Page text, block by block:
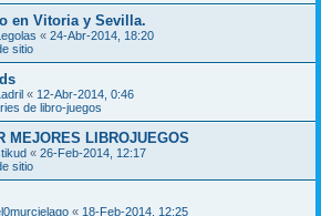
en Vitoria y Sevilla.
« 24-Abr-2014, 18:20
sitio
« 12-Abr-2014, 0:46
de libro-juegos
MEJORES LIBROJUEGOS
« 26-Feb-2014, 12:17
sitio
« 18-Feb-2014, 12:25